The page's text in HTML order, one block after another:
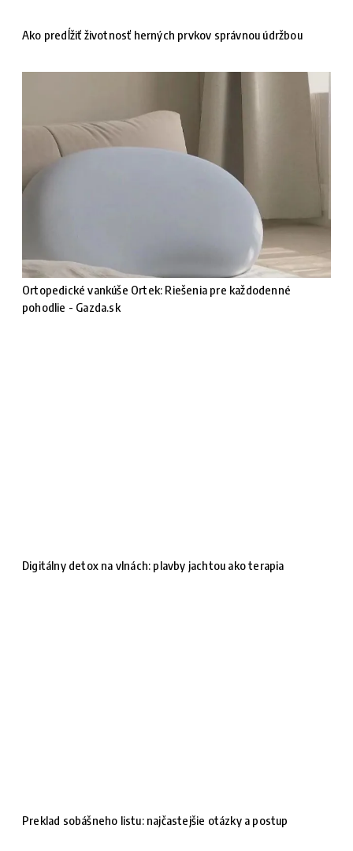
Ako predĺžiť životnosť herných prvkov správnou údržbou
Ortopedické vankúše Ortek: Riešenia pre každodenné
pohodlie - Gazda.sk
Digitálny detox na vlnách: plavby jachtou ako terapia
Preklad sobášneho listu: najčastejšie otázky a postup